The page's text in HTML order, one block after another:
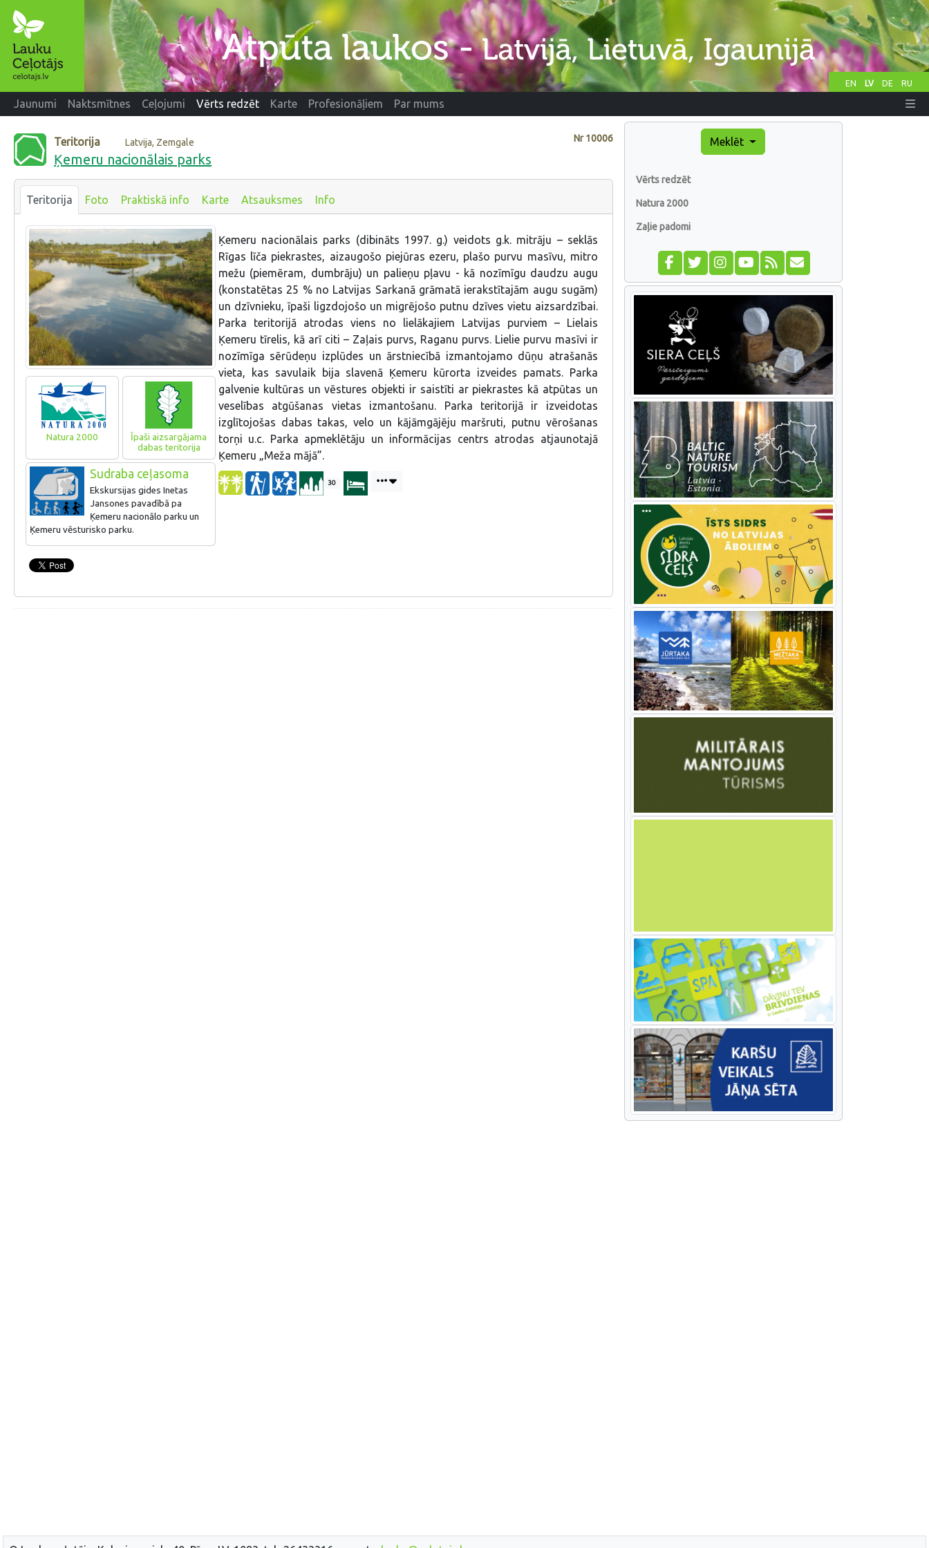
EN LV DE RU
Jaunumi Naktsmītnes Ceļojumi Vērts redzēt Karte Profesionāļiem Par mums
Nr10006
Teritorija Latvija, Zemgale
Ķemeru nacionālais parks
Teritorija Foto Praktiskā info Karte Atsauksmes Info
Natura 2000
Īpaši aizsargājama
dabas teritorija
Sudraba ceļasoma
Ekskursijas gides Inetas
Jansones pavadībā pa
Ķemeru nacionālo parku un
Ķemeru vēsturisko parku.
karti: nesezonā 10% atlaide ekskursijām,
Ķemeru nacionālais parks (dibināts 1997. g.) veidots g.k. mitrāju – seklās
Rīgas līča piekrastes, aizaugošo piejūras ezeru, plašo purvu masīvu, mitro
mežu (piemēram, dumbrāju) un palieņu pļavu - kā nozīmīgu daudzu augu
(konstatētas 25 % no Latvijas Sarkanā grāmatā ierakstītajām augu sugām)
un dzīvnieku, īpaši ligzdojošo un migrējošo putnu dzīves vietu aizsardzībai.
Parka teritorijā atrodas viens no lielākajiem Latvijas purviem – Lielais
Ķemeru tīrelis, kā arī citi – Zaļais purvs, Raganu purvs. Lielie purvu masīvi ir
nozīmīga sērūdeņu izplūdes un ārstniecībā izmantojamo dūņu atrašanās
vieta, kas savulaik bija slavenā Ķemeru kūrorta izveides pamats. Parka
galvenie kultūras un vēstures objekti ir saistīti ar piekrastes kā atpūtas un
veselības atgūšanas vietas izmantošanu. Parka teritorijā ir izveidotas
izglītojošas dabas takas, velo un kājāmgājēju maršruti, putnu vērošanas
torņi u.c. Parka apmeklētāju un informācijas centrs atrodas atjaunotajā
Ķemeru „Meža mājā”.
30
Meklēt
Vērts redzēt
Natura 2000
Zaļie padomi